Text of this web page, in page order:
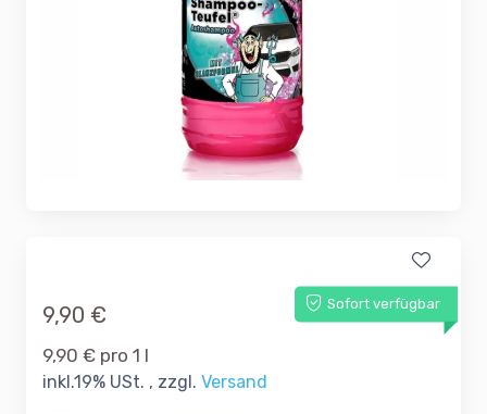
Sofort verfügbar
9,90 €
9,90 € pro 1 l
inkl.19% USt. , zzgl. Versand